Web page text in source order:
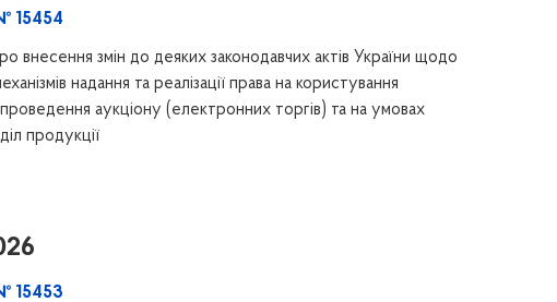
15454
внесення змін до деяких законодавчих актів України щодо
надання та реалізації права на користування
аукціону (електронних торгів) та на умовах
продукції
15453